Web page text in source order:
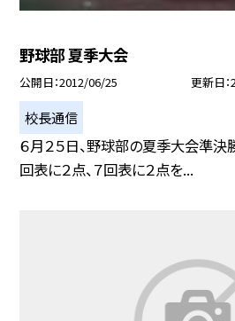
野球部 夏季大会
公開日 2012/06/25 更新日
校長通信
６月２５日、野球部の夏季大会準決
回表に２点、７回表に２点を...